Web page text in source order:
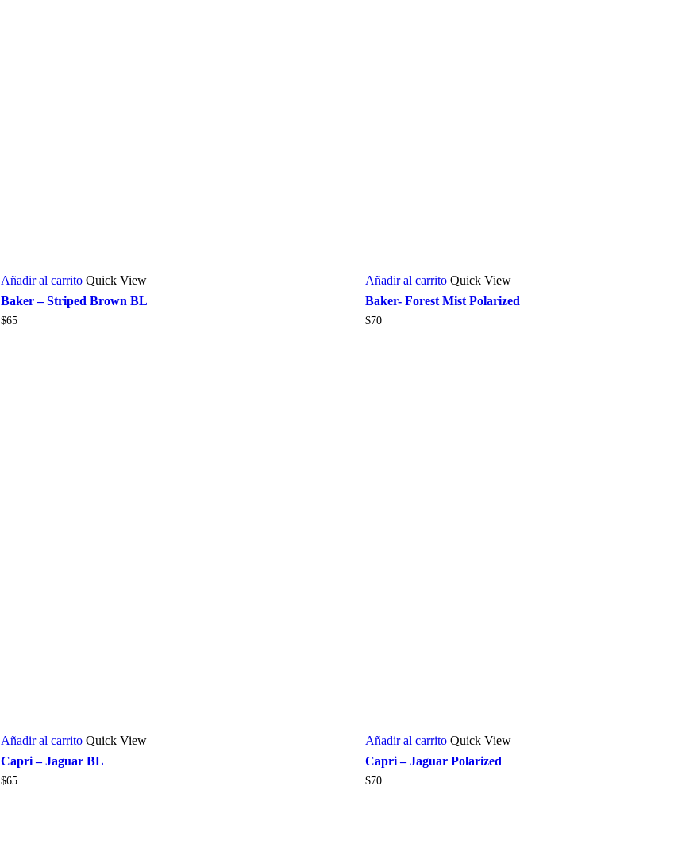
Añadir al carrito Quick View
Baker – Striped Brown BL
$65
Añadir al carrito Quick View
Baker- Forest Mist Polarized
$70
Añadir al carrito Quick View
Capri – Jaguar BL
$65
Añadir al carrito Quick View
Capri – Jaguar Polarized
$70